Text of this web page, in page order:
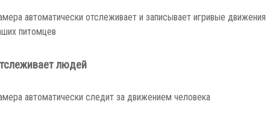
автоматически отслеживает и записывает игривые движения
питомцев
людей
автоматически следит за движением человека